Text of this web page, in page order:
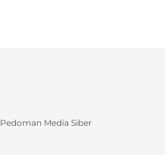
Pedoman Media Siber